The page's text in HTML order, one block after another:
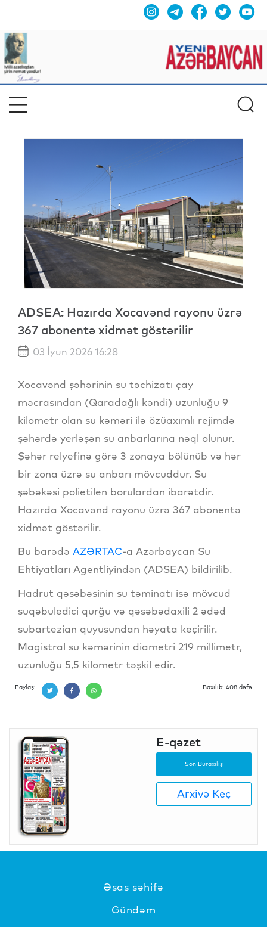
ADSEA: Hazırda Xocavənd rayonu üzrə
367 abonentə xidmət göstərilir
03 İyun 2026 16:28
Xocavənd şəhərinin su təchizatı çay
məcrasından (Qaradağlı kəndi) uzunluğu 9
kilometr olan su kəməri ilə özüaxımlı rejimdə
şəhərdə yerləşən su anbarlarına nəql olunur.
Şəhər relyefinə görə 3 zonaya bölünüb və hər
bir zona üzrə su anbarı mövcuddur. Su
şəbəkəsi polietilen borulardan ibarətdir.
Hazırda Xocavənd rayonu üzrə 367 abonentə
xidmət göstərilir.
Bu barədə AZƏRTAC-a Azərbaycan Su
Ehtiyatları Agentliyindən (ADSEA) bildirilib.
Hadrut qəsəbəsinin su təminatı isə mövcud
suqəbuledici qurğu və qəsəbədaxili 2 ədəd
subartezian quyusundan həyata keçirilir.
Magistral su kəmərinin diametri 219 millimetr,
uzunluğu 5,5 kilometr təşkil edir.
Paylaş: Baxılıb: 408 dəfə
E-qəzet
Son Buraxılış
Arxivə Keç
Əsas səhifə
Gündəm